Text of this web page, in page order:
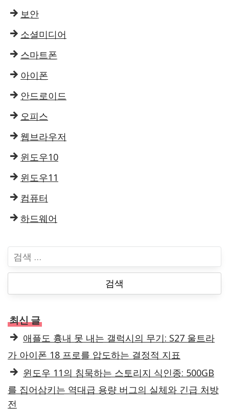
보안
소셜미디어
스마트폰
아이폰
안드로이드
오피스
웹브라우저
윈도우10
윈도우11
컴퓨터
하드웨어
검
색
최신 글
애플도 흉내 못 내는 갤럭시의 무기: S27 울트라
가 아이폰 18 프로를 압도하는 결정적 지표
윈도우 11의 침묵하는 스토리지 식인종: 500GB
를 집어삼키는 역대급 용량 버그의 실체와 긴급 처방
전